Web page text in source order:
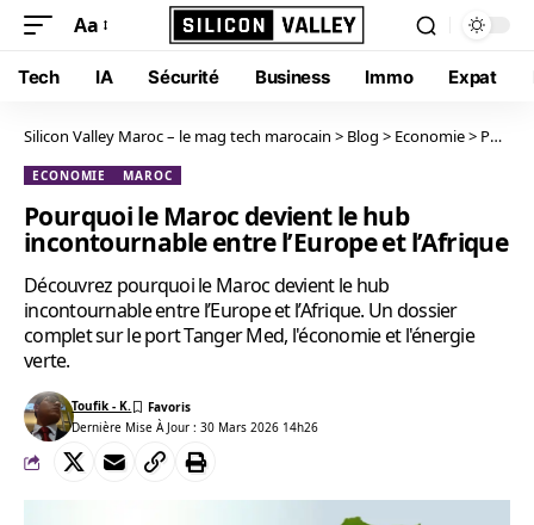
Aa
Tech IA Sécurité Business Immo Expat
Silicon Valley Maroc – le mag tech marocain > Blog > Economie> Pourquoi le Maroc devient le hub incontournable entre l’Europe et l’Afrique
ECONOMIE MAROC
Pourquoi le Maroc devient le hub
incontournable entre l’Europe et l’Afrique
Découvrez pourquoi le Maroc devient le hub
incontournable entre l’Europe et l’Afrique. Un dossier
complet sur le port Tanger Med, l'économie et l'énergie
verte.
Dernière Mise À Jour : 30 Mars 2026 14h26
Toufik - K.